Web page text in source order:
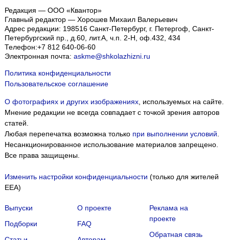
Редакция — ООО «Квантор»
Главный редактор — Хорошев Михаил Валерьевич
Адрес редакции: 198516 Санкт-Петербург, г. Петергоф Санкт-
Петербургский пр., д.60, лит.А, ч.п. 2-Н, оф.432, 434
Телефон:+7 812 640-06-60
Электронная почта: askme@shkolazhizni.ru
Политика конфиденциальности
Пользовательское соглашение
О фотографиях и других изображениях, используемых на сайте.
Мнение редакции не всегда совпадает с точкой зрения авторов
статей.
Любая перепечатка возможна только при выполнении условий
Несанкционированное использование материалов запрещено.
Все права защищены.
Изменить настройки конфиденциальности (только для жителей
EEA)
Выпуски
Подборки
О проекте
FAQ
Реклама на
проекте
Обратная связь